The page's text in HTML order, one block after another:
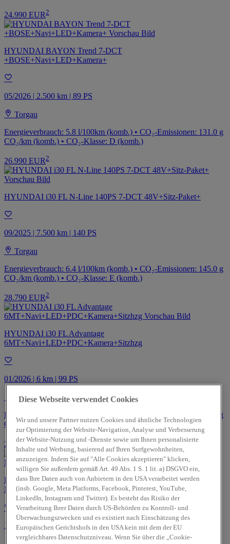
24.990 EUR 2
HYUNDAI BAYON Trend 7-DCT
+BOSE+Navi+LED+Kamera+
05/2026 | 2.500 km | 89 PS
Torgau
Energieverbrauch: 5.8 l/100km (komb.) • CO₂-Emissionen: 131.0 g
CO₂/km (komb.) • CO₂-Klasse: D (komb.)
26.990 EUR 2
HYUNDAI i30 FL N-Line 140PS 7-DCT 48V+Sitz-Paket+
09/2025 | 7.500 km | 140 PS
Torgau
Energieverbrauch: 6.4 l/100km (komb.) • CO₂-Emissionen: 145.0 g
CO₂/km (komb.) • CO₂-Klasse: E (komb.)
28.790 EUR2
HYUNDAI i30 FL Advantage
6MT+Navi+LED+PDC+Kamera+Sitzhzg
01/2026 | 6 km | 99 PS
Torgau
Energieverbrauch: 5.7 l/100km (komb.) • CO₂-Emissionen: 130.0 g
CO₂/km (komb.) • CO₂-Klasse: D (komb.)
24.490 EUR2
HYUNDAI i30 FL Advantage 48V 140PS
MT+Navi+LED+Kamera+
12/2025 | 7 km | 140 PS
Diese Webseite verwendet Cookies
Wir und unsere Partner nutzen Cookies und ähnliche Technologien
zur Optimierung der Website-Navigation, Analyse und Verbesserung
der Website-Nutzung und -Dienste sowie um Ihnen personalisierte
Inhalte und Werbung, basierend auf Ihren Surfgewohnheiten,
anzuzeigen. Indem Sie auf "Alle Cookies akzeptieren" klicken,
willigen Sie außerdem gemäß Art. 49 Abs. 1 S. 1 lit. a) DSGVO ein,
dass Ihre Daten auch von Anbietern in den USA verarbeitet werden
(insb. Google, Meta Platforms, Facebook, Pinterest, YouTube,
LinkedIn, Instagram und Twitter). Es besteht das Risiko der
Verarbeitung Ihrer Daten durch US-Behörden zu Kontroll- und
Überwachungszwecken und es existiert nach Einschätzung des
Europäischen Gerichtshofs in den USA kein mit dem der EU
vergleichbares Datenschutzniveau. Wenn Sie über die „Cookie-